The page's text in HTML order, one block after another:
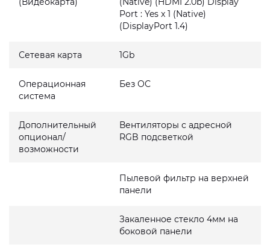
Port : Yes x 1 (Native)
(DisplayPort 1.4)
Сетевая карта 1Gb
Операционная
система
Без ОС
Дополнительный
опционал/
возможности
Вентиляторы с адресной
RGB подсветкой
Пылевой фильтр на верхней
панели
Закаленное стекло 4мм на
боковой панели